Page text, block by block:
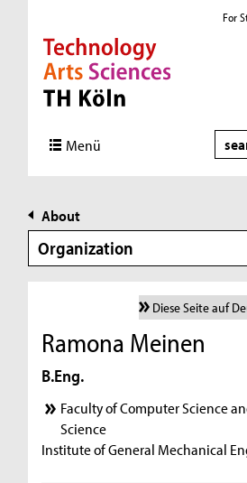
Direkt zur Hauptnavigation
Direkt zur Subnavigation
Direkt zum Inhalt
Direkt zum Fußbereich
For
Menü
About
Organization
Diese Seite auf
Ramona Meinen
B.Eng.
Faculty of Computer Science
Science
Institute of General Mechanical